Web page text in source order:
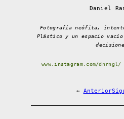
Daniel
Fotografía neófita,
Plástico y un espacio
www.instagram.com/dnrngl/
← Anterior